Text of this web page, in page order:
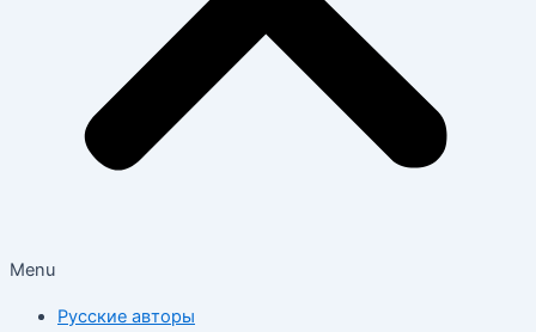
Menu
Русские авторы